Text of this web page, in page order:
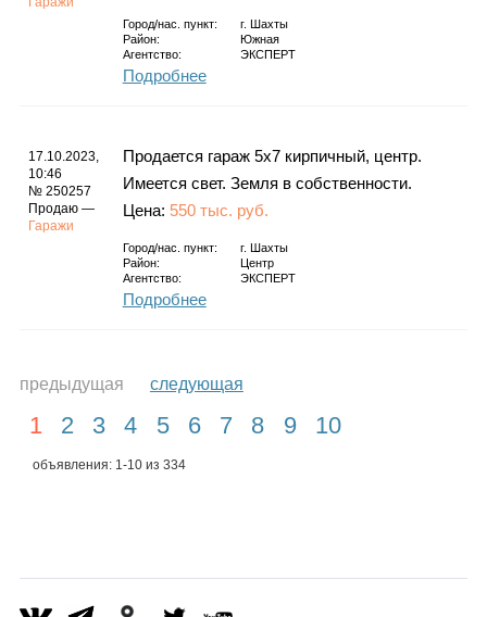
Город/нас. пункт: г.
Шахты
Район:
Южная
Агентство:
ЭКСПЕРТ
Подробнее
17.10.2023,
10:46
№ 250257
Продаю —
Гаражи
Продается гараж 5х7 кирпичный, центр.
Имеется свет. Земля в собственности.
Цена: 550 тыс. руб.
Город/нас. пункт: г.
Шахты
Район:
Центр
Агентство:
ЭКСПЕРТ
Подробнее
предыдущая следующая
1 2 3 4 5 6 7 8 9 10
объявления: 1-10 из 334